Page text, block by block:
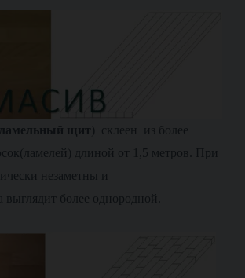
ламельный щит ) склеен из более
длиной от 1,5 метров. При
незаметны и
выглядит более однородной.